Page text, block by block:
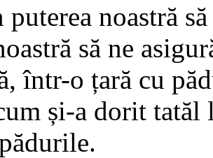
puterea noastră
să ne
într-o țară cu
și-a dorit